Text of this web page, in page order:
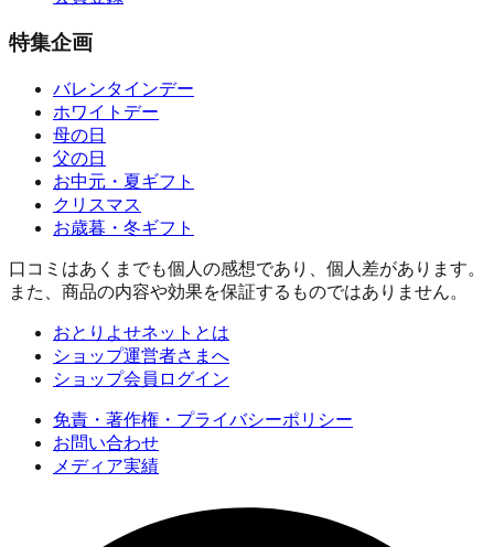
特集企画
バレンタインデー
ホワイトデー
母の日
父の日
お中元・夏ギフト
クリスマス
お歳暮・冬ギフト
口コミはあくまでも個人の感想であり、個人差があります。
また、商品の内容や効果を保証するものではありません。
おとりよせネットとは
ショップ運営者さまへ
ショップ会員ログイン
免責・著作権・プライバシーポリシー
お問い合わせ
メディア実績